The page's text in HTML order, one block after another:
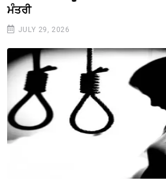
ਮੰਤਰੀ
JULY 29, 2026